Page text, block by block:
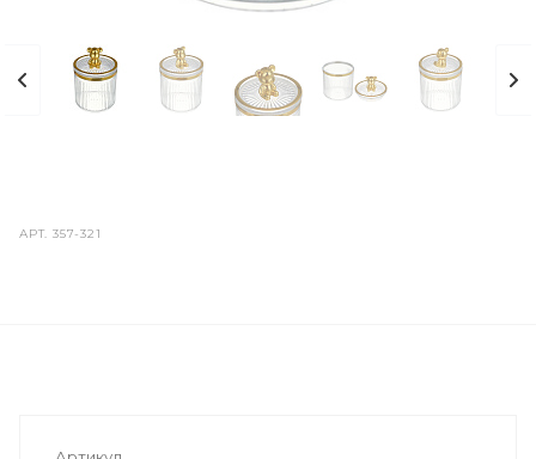
АРТ.357-321